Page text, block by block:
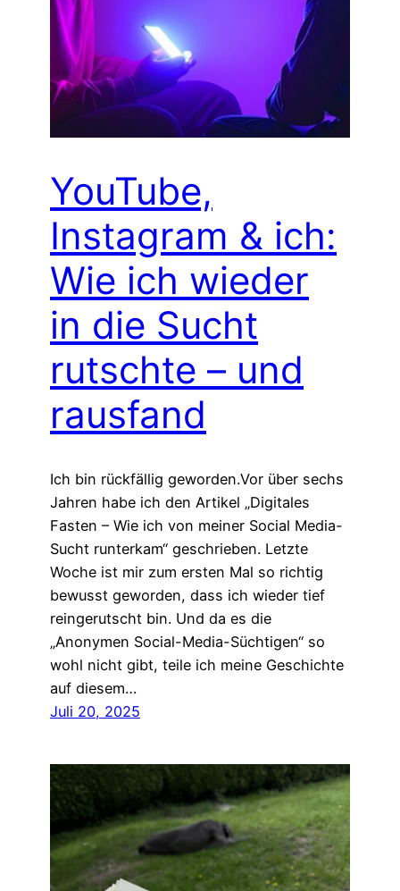
YouTube,
Instagram & ich:
Wie ich wieder
in die Sucht
rutschte – und
rausfand
Ich bin rückfällig geworden.Vor über sechs
Jahren habe ich den Artikel „Digitales
Fasten – Wie ich von meiner Social Media-
Sucht runterkam“ geschrieben. Letzte
Woche ist mir zum ersten Mal so richtig
bewusst geworden, dass ich wieder tief
reingerutscht bin. Und da es die
„Anonymen Social-Media-Süchtigen“ so
wohl nicht gibt, teile ich meine Geschichte
auf diesem…
Juli 20, 2025